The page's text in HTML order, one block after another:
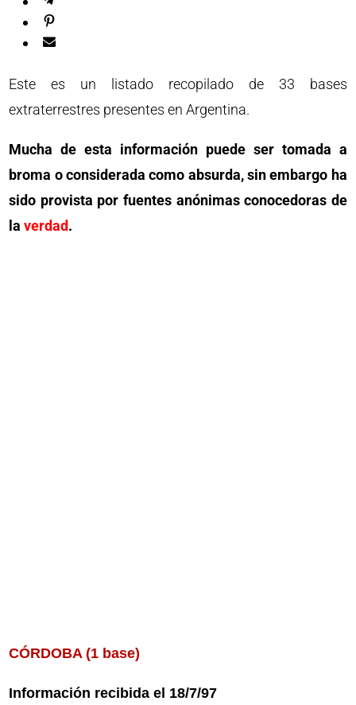
Este es un listado recopilado de 33 bases
extraterrestres presentes en Argentina.
Mucha de esta información puede ser tomada a
broma o considerada como absurda, sin embargo ha
sido provista por fuentes anónimas conocedoras de
laverdad.
CÓRDOBA (1 base)
Información recibida el 18/7/97